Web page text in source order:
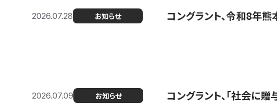
2026.07.28 お知らせ コングラント、令和8年
2026.07.09 お知らせ コングラント、「社会に